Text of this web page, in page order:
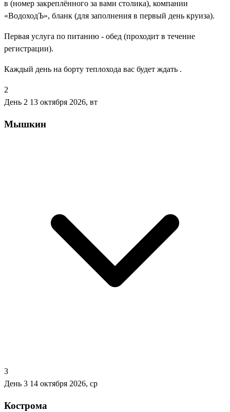
в (номер закреплённого за вами столика), компании
«ВодоходЪ», бланк (для заполнения в первый день круиза).
Первая услуга по питанию - обед (проходит в течение
регистрации).
Каждый день на борту теплохода вас будет ждать .
2
День 2 13 октября 2026, вт
Мышкин
3
День 3 14 октября 2026, ср
Кострома